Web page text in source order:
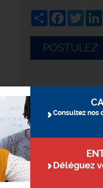
ShareFacebook
POSTULEZ
Consultez nos
Déléguez